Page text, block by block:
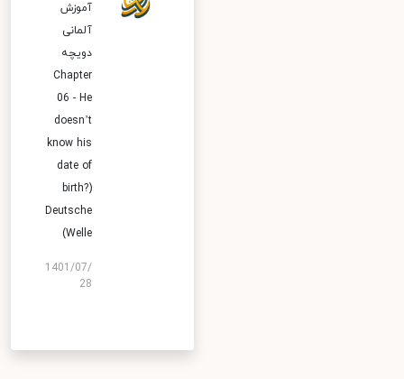
آموزش
آلمانی
دویچه
Chapter
06 - He
doesn’t
know his
date of
birth?)
Deutsche
Welle)
1401/07/
28